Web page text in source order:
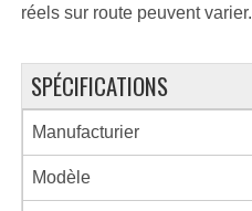
réels sur route peuvent varier.
SPÉCIFICATIONS
Manufacturier
Modèle